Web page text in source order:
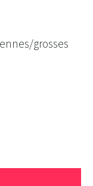
grosses